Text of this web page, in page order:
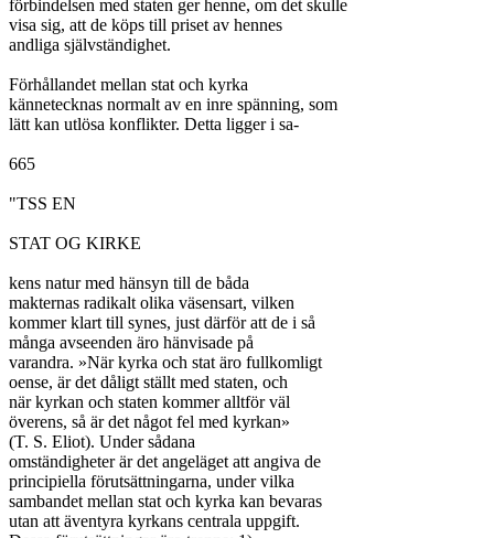
förbindelsen med staten ger henne, om det skulle
visa sig, att de köps till priset av hennes
andliga självständighet.
Förhållandet mellan stat och kyrka
kännetecknas normalt av en inre spänning, som
lätt kan utlösa konflikter. Detta ligger i sa-
665
"TSS EN
STAT OG KIRKE
kens natur med hänsyn till de båda
makternas radikalt olika väsensart, vilken
kommer klart till synes, just därför att de i så
många avseenden äro hänvisade på
varandra. »När kyrka och stat äro fullkomligt
oense, är det dåligt ställt med staten, och
när kyrkan och staten kommer alltför väl
överens, så är det något fel med kyrkan»
(T. S. Eliot). Under sådana
omständigheter är det angeläget att angiva de
principiella förutsättningarna, under vilka
sambandet mellan stat och kyrka kan bevaras
utan att äventyra kyrkans centrala uppgift.